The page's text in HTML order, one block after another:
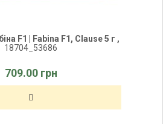
F1 | Fabina F1, Clause 5 г ,
18704_53686
709.00 грн